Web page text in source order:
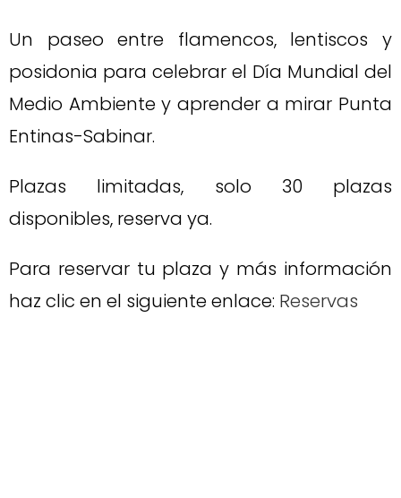
Un paseo entre flamencos, lentiscos y
posidonia para celebrar el Día Mundial del
Medio Ambiente y aprender a mirar Punta
Entinas-Sabinar.
Plazas limitadas, solo 30 plazas
disponibles, reserva ya.
Para reservar tu plaza y más información
haz clic en el siguiente enlace: Reservas